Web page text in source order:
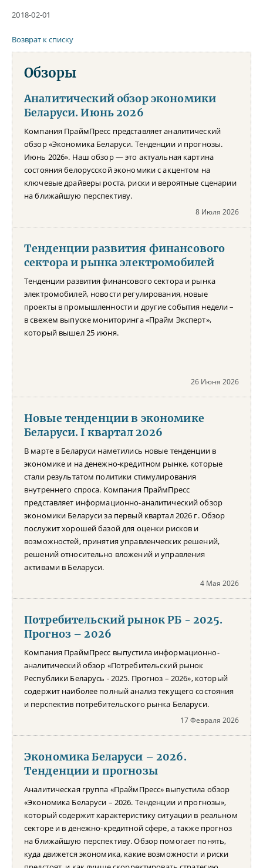
2018-02-01
Возврат к списку
Обзоры
Аналитический обзор экономики
Беларуси. Июнь 2026
Компания ПраймПресс представляет аналитический
обзор «Экономика Беларуси. Тенденции и прогнозы.
Июнь 2026». Наш обзор — это актуальная картина
состояния белорусской экономики с акцентом на
ключевые драйверы роста, риски и вероятные сценарии
на ближайшую перспективу.
8 Июля 2026
Тенденции развития финансового
сектора и рынка электромобилей
Тенденции развития финансового сектора и рынка
электромобилей, новости регулирования, новые
проекты в промышленности и другие события недели –
в свежем выпуске мониторинга «Прайм Эксперт»,
который вышел 25 июня.
26 Июня 2026
Новые тенденции в экономике
Беларуси. I квартал 2026
В марте в Беларуси наметились новые тенденции в
экономике и на денежно-кредитном рынке, которые
стали результатом политики стимулирования
внутреннего спроса. Компания ПраймПресс
представляет информационно-аналитический обзор
экономики Беларуси за первый квартал 2026 г. Обзор
послужит хорошей базой для оценки рисков и
возможностей, принятия управленческих решений,
решений относительно вложений и управления
активами в Беларуси.
4 Мая 2026
Потребительский рынок РБ - 2025.
Прогноз – 2026
Компания ПраймПресс выпустила информационно-
аналитический обзор «Потребительский рынок
Республики Беларусь - 2025. Прогноз – 2026», который
содержит наиболее полный анализ текущего состояния
и перспектив потребительского рынка Беларуси.
17 Февраля 2026
Экономика Беларуси – 2026.
Тенденции и прогнозы
Аналитическая группа «ПраймПресс» выпустила обзор
«Экономика Беларуси – 2026. Тенденции и прогнозы»,
который содержит характеристику ситуации в реальном
секторе и в денежно-кредитной сфере, а также прогноз
на ближайшую перспективу. Обзор помогает понять,
куда движется экономика, какие возможности и риски